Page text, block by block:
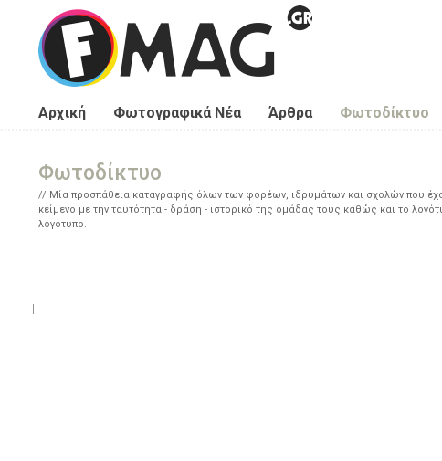
Παράκαμψη προς το κυρίως περιεχόμενο
Αρχική Φωτογραφικά Νέα Άρθρα Φωτοδίκτυο
Φωτοδίκτυο
Μία προσπάθεια καταγραφής όλων των φορέων, ιδρυμάτων και σχολών που
κείμενο με την ταυτότητα - δράση - ιστορικό της ομάδας τους καθώς και το
λογότυπο.